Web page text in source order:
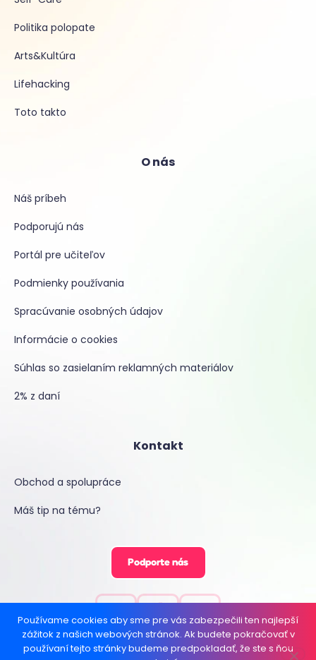
Politika polopate
Arts&Kultúra
Lifehacking
Toto takto
O nás
Náš príbeh
Podporujú nás
Portál pre učiteľov
Podmienky používania
Spracúvanie osobných údajov
Informácie o cookies
Súhlas so zasielaním reklamných materiálov
2% z daní
Kontakt
Obchod a spolupráce
Máš tip na tému?
Podporte nás
Používame cookies aby sme pre vás zabezpečili ten najlepší
zážitok z našich webových stránok. Ak budete pokračovať v
používaní tejto stránky budeme predpokladať, že ste s ňou